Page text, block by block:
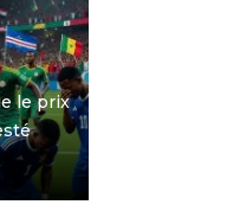
le prix